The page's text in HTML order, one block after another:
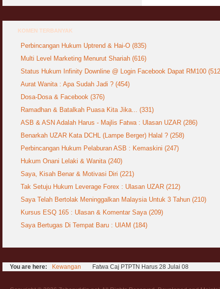
Puasanya ?
16 May 2007
Jangan
03 April 2009
20 October 2006
KOMEN TERBANYAK
Perbincangan Hukum Uptrend & Hai-O (835)
Multi Level Marketing Menurut Shariah (616)
Status Hukum Infinity Downline @ Login Facebook Dapat RM100
Aurat Wanita : Apa Sudah Jadi ? (454)
Dosa-Dosa & Facebook (376)
Ramadhan & Batalkah Puasa Kita Jika... (331)
ASB & ASN Adalah Harus - Majlis Fatwa : Ulasan UZAR (286)
Benarkah UZAR Kata DCHL (Lampe Berger) Halal ? (258)
Perbincangan Hukum Pelaburan ASB : Kemaskini (247)
Hukum Onani Lelaki & Wanita (240)
Saya, Kisah Benar & Motivasi Diri (221)
Tak Setuju Hukum Leverage Forex : Ulasan UZAR (212)
Saya Telah Bertolak Meninggalkan Malaysia Untuk 3 Tahun (210)
Kursus ESQ 165 : Ulasan & Komentar Saya (209)
Saya Bertugas Di Tempat Baru : UIAM (184)
You are here: Kewangan Fatwa Caj PTPTN Harus 28 Julai 08